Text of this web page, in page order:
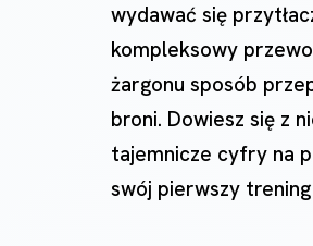
wydawać się
kompleksowy
żargonu sposób
broni. Dowiesz się z
tajemnicze cyfry na
swój pierwszy